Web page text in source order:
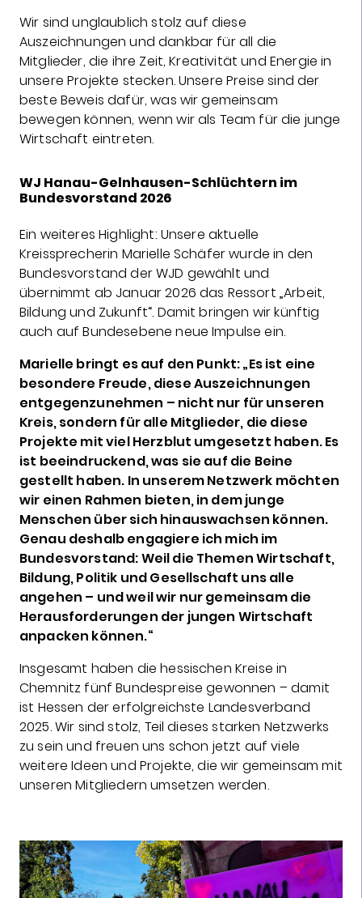
Wir sind unglaublich stolz auf diese
Auszeichnungen und dankbar für all die
Mitglieder, die ihre Zeit, Kreativität und Energie in
unsere Projekte stecken. Unsere Preise sind der
beste Beweis dafür, was wir gemeinsam
bewegen können, wenn wir als Team für die junge
Wirtschaft eintreten.
WJ Hanau-Gelnhausen-Schlüchtern im
Bundesvorstand 2026
Ein weiteres Highlight: Unsere aktuelle
Kreissprecherin Marielle Schäfer wurde in den
Bundesvorstand der WJD gewählt und
übernimmt ab Januar 2026 das Ressort „Arbeit,
Bildung und Zukunft“. Damit bringen wir künftig
auch auf Bundesebene neue Impulse ein.
Marielle bringt es auf den Punkt: „Es ist eine
besondere Freude, diese Auszeichnungen
entgegenzunehmen – nicht nur für unseren
Kreis, sondern für alle Mitglieder, die diese
Projekte mit viel Herzblut umgesetzt haben. Es
ist beeindruckend, was sie auf die Beine
gestellt haben. In unserem Netzwerk möchten
wir einen Rahmen bieten, in dem junge
Menschen über sich hinauswachsen können.
Genau deshalb engagiere ich mich im
Bundesvorstand: Weil die Themen Wirtschaft,
Bildung, Politik und Gesellschaft uns alle
angehen – und weil wir nur gemeinsam die
Herausforderungen der jungen Wirtschaft
anpacken können.“
Insgesamt haben die hessischen Kreise in
Chemnitz fünf Bundespreise gewonnen – damit
ist Hessen der erfolgreichste Landesverband
2025. Wir sind stolz, Teil dieses starken Netzwerks
zu sein und freuen uns schon jetzt auf viele
weitere Ideen und Projekte, die wir gemeinsam mit
unseren Mitgliedern umsetzen werden.